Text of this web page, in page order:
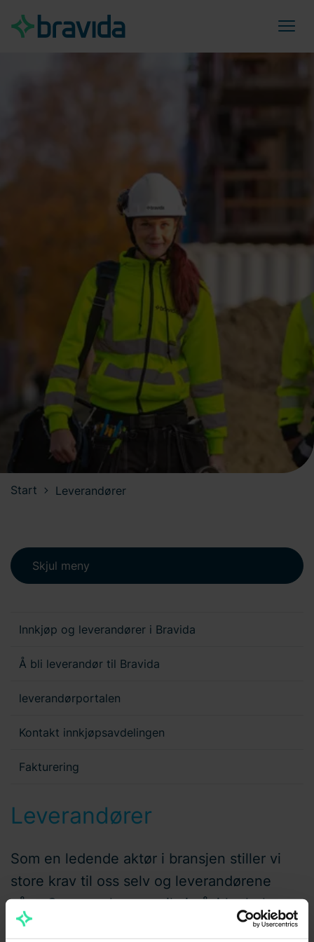
Start Leverandører
Skjul meny
Innkjøp og leverandører i Bravida
Å bli leverandør til Bravida
leverandørportalen
Kontakt innkjøpsavdelingen
Fakturering
Leverandører
Som en ledende aktør i bransjen stiller vi
store krav til oss selv og leverandørene
våre. Sammen kan og vil vi påvirke hele
leverandørkjeden til å ta ansvar for